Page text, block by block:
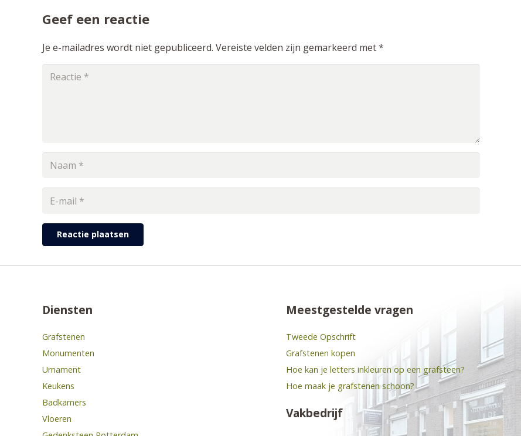
Geef een reactie
Je e-mailadres wordt niet gepubliceerd. Vereiste velden zijn gemarkeerd met*
Reactie plaatsen
Diensten
Grafstenen
Monumenten
Urnament
Keukens
Badkamers
Vloeren
Meestgestelde vragen
Tweede Opschrift
Grafstenen kopen
Hoe kan je letters inkleuren op een grafsteen?
Hoe maak je grafstenen schoon?
Vakbedrijf